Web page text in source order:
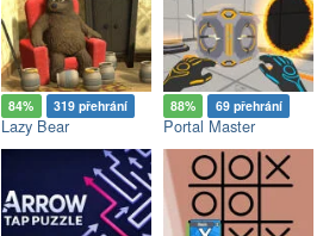
84% 319 přehrání
Lazy Bear
88% 69 přehrání
Portal Master